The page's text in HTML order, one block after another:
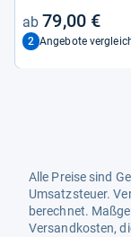
79,00 €
2 Angebote
Alle Preise sind
Umsatzsteuer.
berechnet.
Versandkosten,